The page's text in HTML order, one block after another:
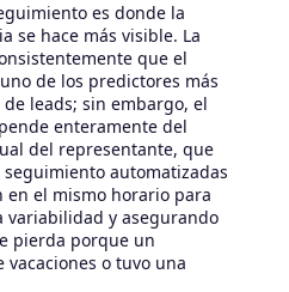
es donde la
se hace más visible. La
que el
de los predictores más
leads; sin embargo, el
enteramente del
del representante, que
seguimiento automatizadas
en el mismo horario para
variabilidad y asegurando
pierda porque un
o tuvo una